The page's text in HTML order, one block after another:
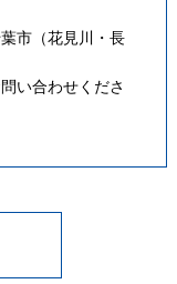
市（花見川・長
い合わせくださ